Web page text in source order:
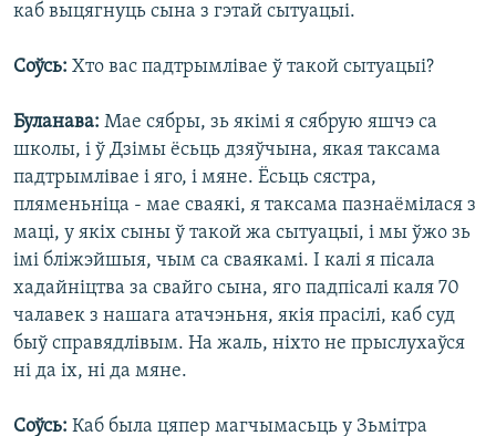
каб выцягнуць сына з гэтай сытуацыі.
Соўсь: Хто вас падтрымлівае ў такой сытуацыі?
Буланава: Мае сябры, зь якімі я сябрую яшчэ са
школы, і ў Дзімы ёсьць дзяўчына, якая таксама
падтрымлівае і яго, і мяне. Ёсьць сястра,
пляменьніца - мае сваякі, я таксама пазнаёмілася з
маці, у якіх сыны ў такой жа сытуацыі, і мы ўжо зь
імі бліжэйшыя, чым са сваякамі. І калі я пісала
хадайніцтва за свайго сына, яго падпісалі каля 70
чалавек з нашага атачэньня, якія прасілі, каб суд
быў справядлівым. На жаль, ніхто не прыслухаўся
ні да іх, ні да мяне.
Соўсь: Каб была цяпер магчымасьць у Зьмітра